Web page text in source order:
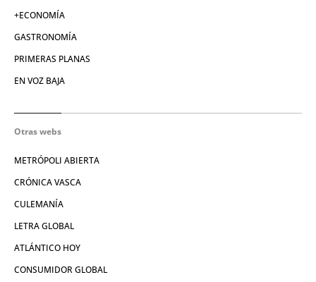
+ECONOMÍA
GASTRONOMÍA
PRIMERAS PLANAS
EN VOZ BAJA
Otras webs
METRÓPOLI ABIERTA
CRÓNICA VASCA
CULEMANÍA
LETRA GLOBAL
ATLÁNTICO HOY
CONSUMIDOR GLOBAL